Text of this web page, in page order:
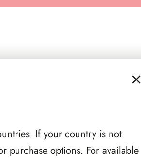
If your country is not
purchase options. For available